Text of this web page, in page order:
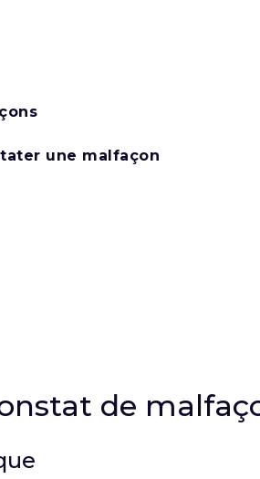
une malfaçon
de